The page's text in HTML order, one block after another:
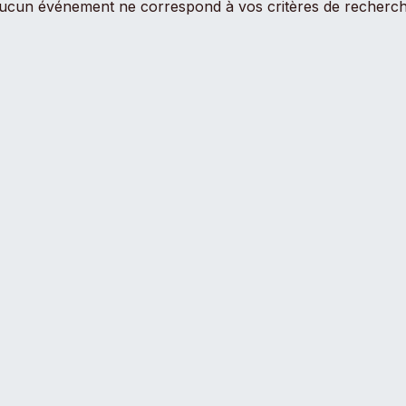
événement ne correspond à vos critères de